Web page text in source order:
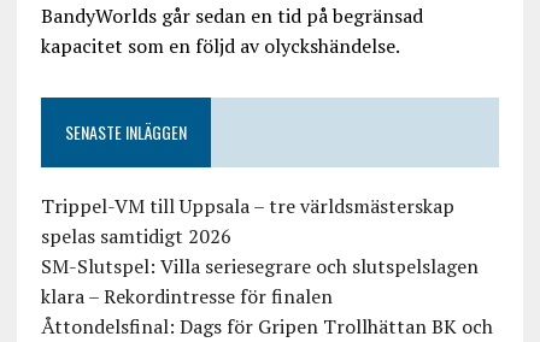
BandyWorlds går sedan en tid på begränsad
kapacitet som en följd av olyckshändelse.
SENASTE INLÄGGEN
Trippel-VM till Uppsala – tre världsmästerskap
spelas samtidigt 2026
SM-Slutspel: Villa seriesegrare och slutspelslagen
klara – Rekordintresse för finalen
Åttondelsfinal: Dags för Gripen Trollhättan BK och